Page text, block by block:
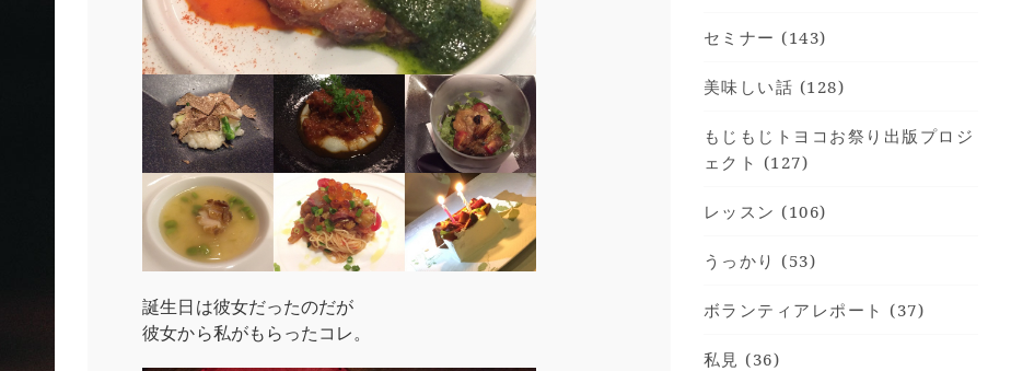
誕生日は彼女だったのだが
彼女から私がもらったコレ。
セミナー (143)
美味しい話 (128)
もじもじトヨコお祭り出版プロジ
ェクト (127)
レッスン (106)
うっかり (53)
ボランティアレポート (37)
私見 (36)